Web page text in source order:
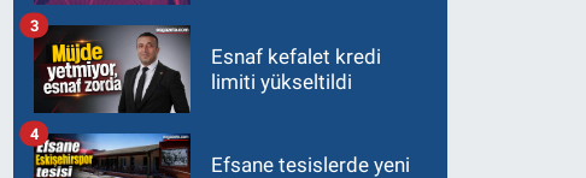
Esnaf kefalet kredi
limiti yükseltildi
3
Efsane tesislerde yeni
4